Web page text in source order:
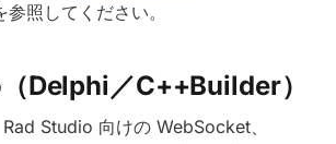
参照してください。
Delphi／C++Builder）
Studio 向けの WebSocket、